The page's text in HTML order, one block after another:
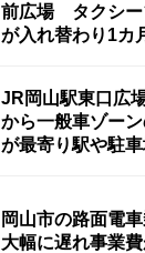
前広場 タクシー
が入れ替わり1
JR岡山駅東口広
から一般車ゾー
が最寄り駅や駐
岡山市の路面電
大幅に遅れ事業